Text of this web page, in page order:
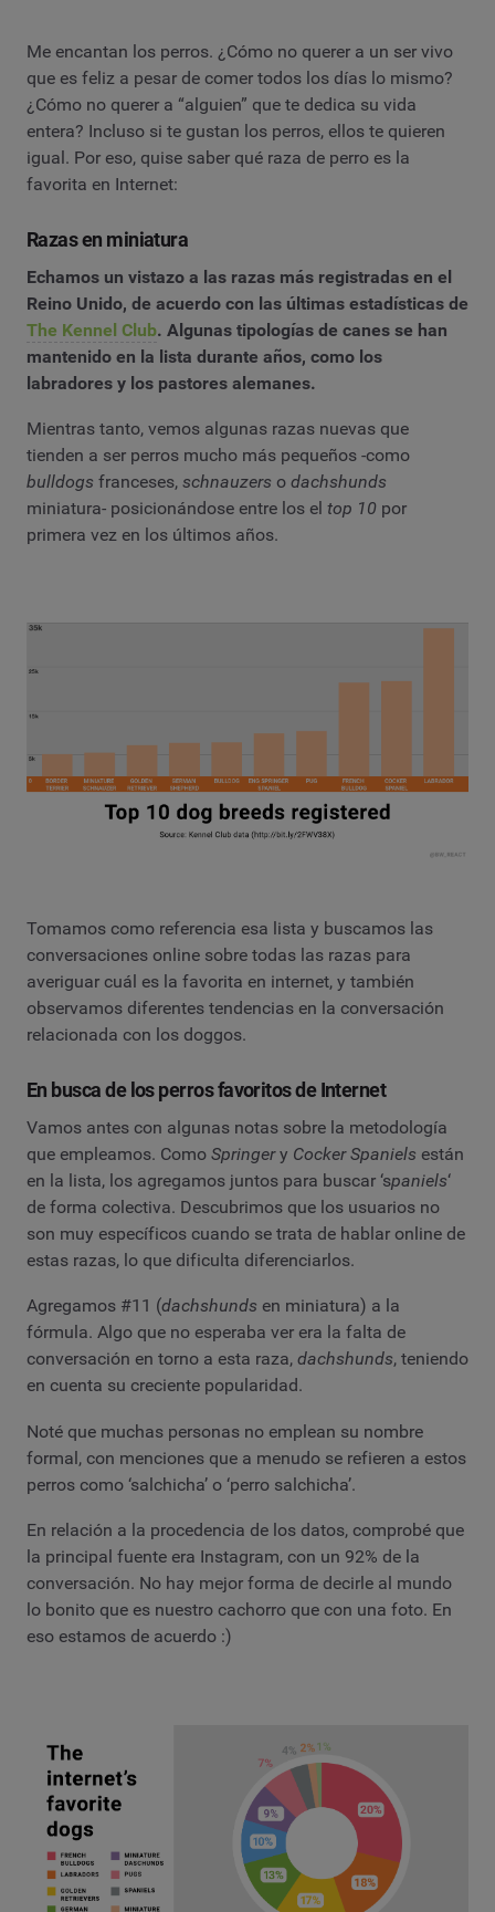
Me encantan los perros. ¿Cómo no querer a un ser vivo
que es feliz a pesar de comer todos los días lo mismo?
¿Cómo no querer a “alguien” que te dedica su vida
entera? Incluso si te gustan los perros, ellos te quieren
igual. Por eso, quise saber qué raza de perro es la
favorita en Internet:
Razas en miniatura
Echamos un vistazo a las razas más registradas en el
Reino Unido, de acuerdo con las últimas estadísticas de
The Kennel Club. Algunas tipologías de canes se han
mantenido en la lista durante años, como los
labradores y los pastores alemanes.
Mientras tanto, vemos algunas razas nuevas que
tienden a ser perros mucho más pequeños -como
bulldogs franceses, schnauzers o dachshunds
miniatura- posicionándose entre los el top 10 por
primera vez en los últimos años.
Tomamos como referencia esa lista y buscamos las
conversaciones online sobre todas las razas para
averiguar cuál es la favorita en internet, y también
observamos diferentes tendencias en la conversación
relacionada con los doggos.
En busca de los perros favoritos de Internet
Vamos antes con algunas notas sobre la metodología
que empleamos. Como Springery Cocker Spaniels están
en la lista, los agregamos juntos para buscar ‘spaniels‘
de forma colectiva. Descubrimos que los usuarios no
son muy específicos cuando se trata de hablar online de
estas razas, lo que dificulta diferenciarlos.
Agregamos #11 (dachshunds en miniatura) a la
fórmula. Algo que no esperaba ver era la falta de
conversación en torno a esta raza, dachshunds, teniendo
en cuenta su creciente popularidad.
Noté que muchas personas no emplean su nombre
formal, con menciones que a menudo se refieren a estos
perros como ‘salchicha’ o ‘perro salchicha’.
En relación a la procedencia de los datos, comprobé que
la principal fuente era Instagram, con un 92% de la
conversación. No hay mejor forma de decirle al mundo
lo bonito que es nuestro cachorro que con una foto. En
eso estamos de acuerdo :)